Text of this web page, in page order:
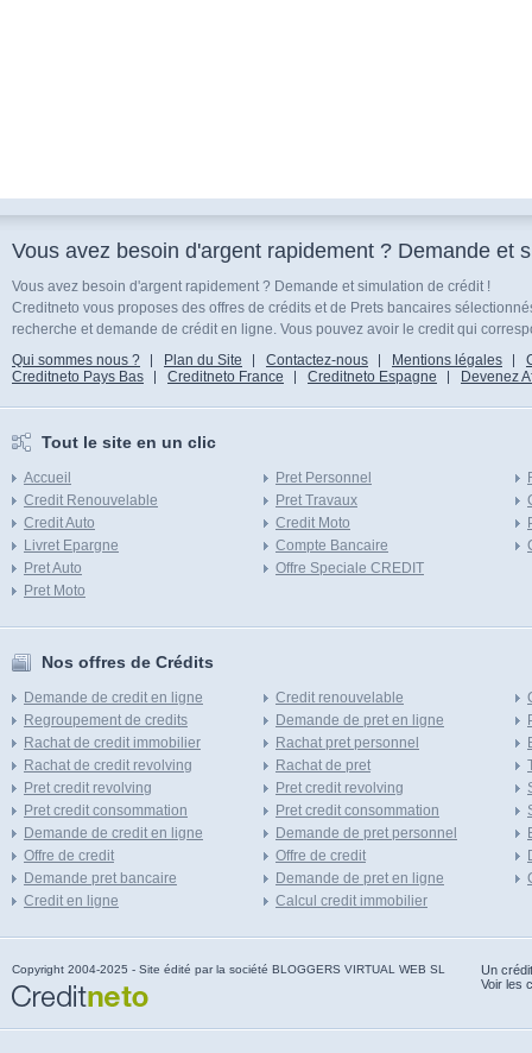
Vous avez besoin d'argent rapidement ? Demande et
Vous avez besoin d'argent rapidement ? Demande et simulation de crédit !
Creditneto vous proposes des offres de crédits et de Prets bancaires
recherche et demande de crédit en ligne. Vous pouvez avoir le credit qui
Qui sommes nous ?
Plan du Site Contactez-nous Mentions légales
Creditneto Pays Bas
Creditneto France Creditneto Espagne Devenez
Tout le site en un clic
Accueil
Credit Renouvelable
Credit Auto
Livret Epargne
Pret Auto
Pret Moto
Pret Personnel
Pret Travaux
Credit Moto
Compte Bancaire
Offre Speciale CREDIT
Nos offres de Crédits
Demande de credit en ligne
Regroupement de credits
Rachat de credit immobilier
Rachat de credit revolving
Pret credit revolving
Pret credit consommation
Demande de credit en ligne
Offre de credit
Demande pret bancaire
Credit en ligne
Credit renouvelable
Demande de pret en ligne
Rachat pret personnel
Rachat de pret
Pret credit revolving
Pret credit consommation
Demande de pret personnel
Offre de credit
Demande de pret en ligne
Calcul credit immobilier
Copyright 2004-2025 - Site édité par la société BLOGGERS VIRTUAL WEB SL
Un
Voir les